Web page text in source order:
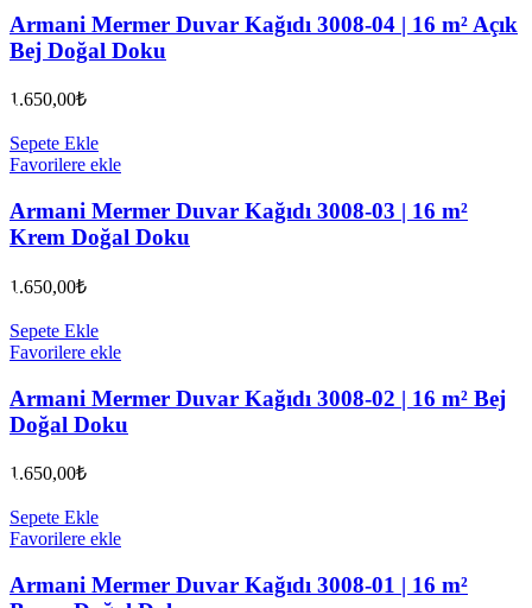
Armani Mermer Duvar Kağıdı 3008-04 | 16 m² Açık
Bej Doğal Doku
1.650,00₺
Sepete Ekle
Favorilere ekle
Armani Mermer Duvar Kağıdı 3008-03 | 16 m²
Krem Doğal Doku
1.650,00₺
Sepete Ekle
Favorilere ekle
Armani Mermer Duvar Kağıdı 3008-02 | 16 m² Bej
Doğal Doku
1.650,00₺
Sepete Ekle
Favorilere ekle
Armani Mermer Duvar Kağıdı 3008-01 | 16 m²